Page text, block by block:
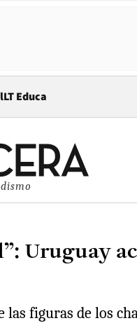
Opens in new window
LT Educa
Uruguay
figuras de los